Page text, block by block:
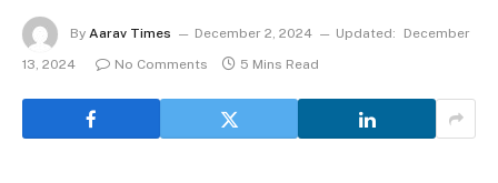
By Aarav Times December 2, 2024 Updated:
December
13, 2024
No Comments 5 Mins Read